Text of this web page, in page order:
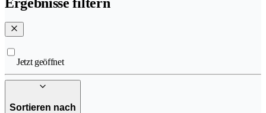
Jetzt geöffnet
Sortieren nach